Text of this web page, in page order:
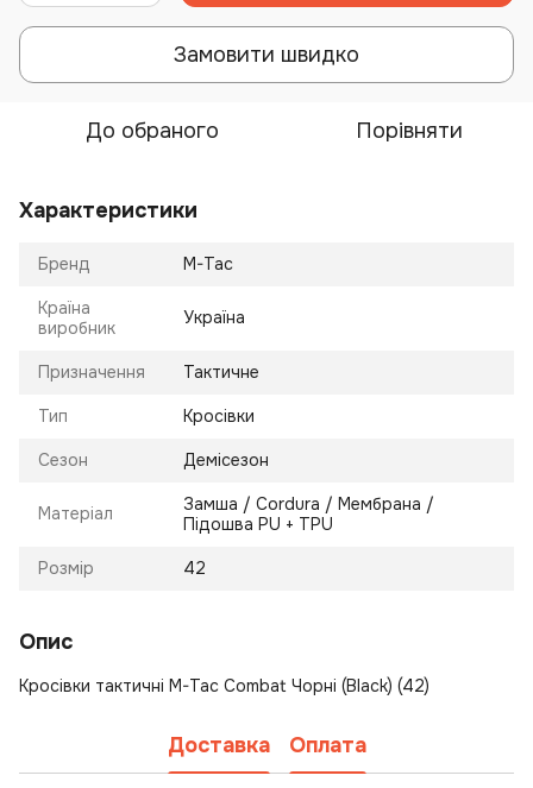
Замовити швидко
До обраного Порівняти
Характеристики
Бренд M-Tac
Країна
виробник
Україна
Призначення Тактичне
Тип Кросівки
Сезон Демісезон
Матеріал
Замша / Cordura / Мембрана /
Підошва PU + TPU
Розмір 42
Опис
Кросівки тактичні M-Tac Combat Чорні (Black) (42)
Доставка Оплата